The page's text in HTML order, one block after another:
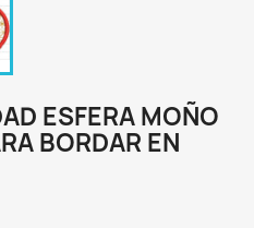
ESFERA MOÑO
BORDAR EN